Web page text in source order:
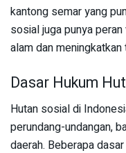
kantong semar yang
sosial juga punya
alam dan
Dasar Hukum
Hutan sosial di
perundang-undangan,
daerah. Beberapa